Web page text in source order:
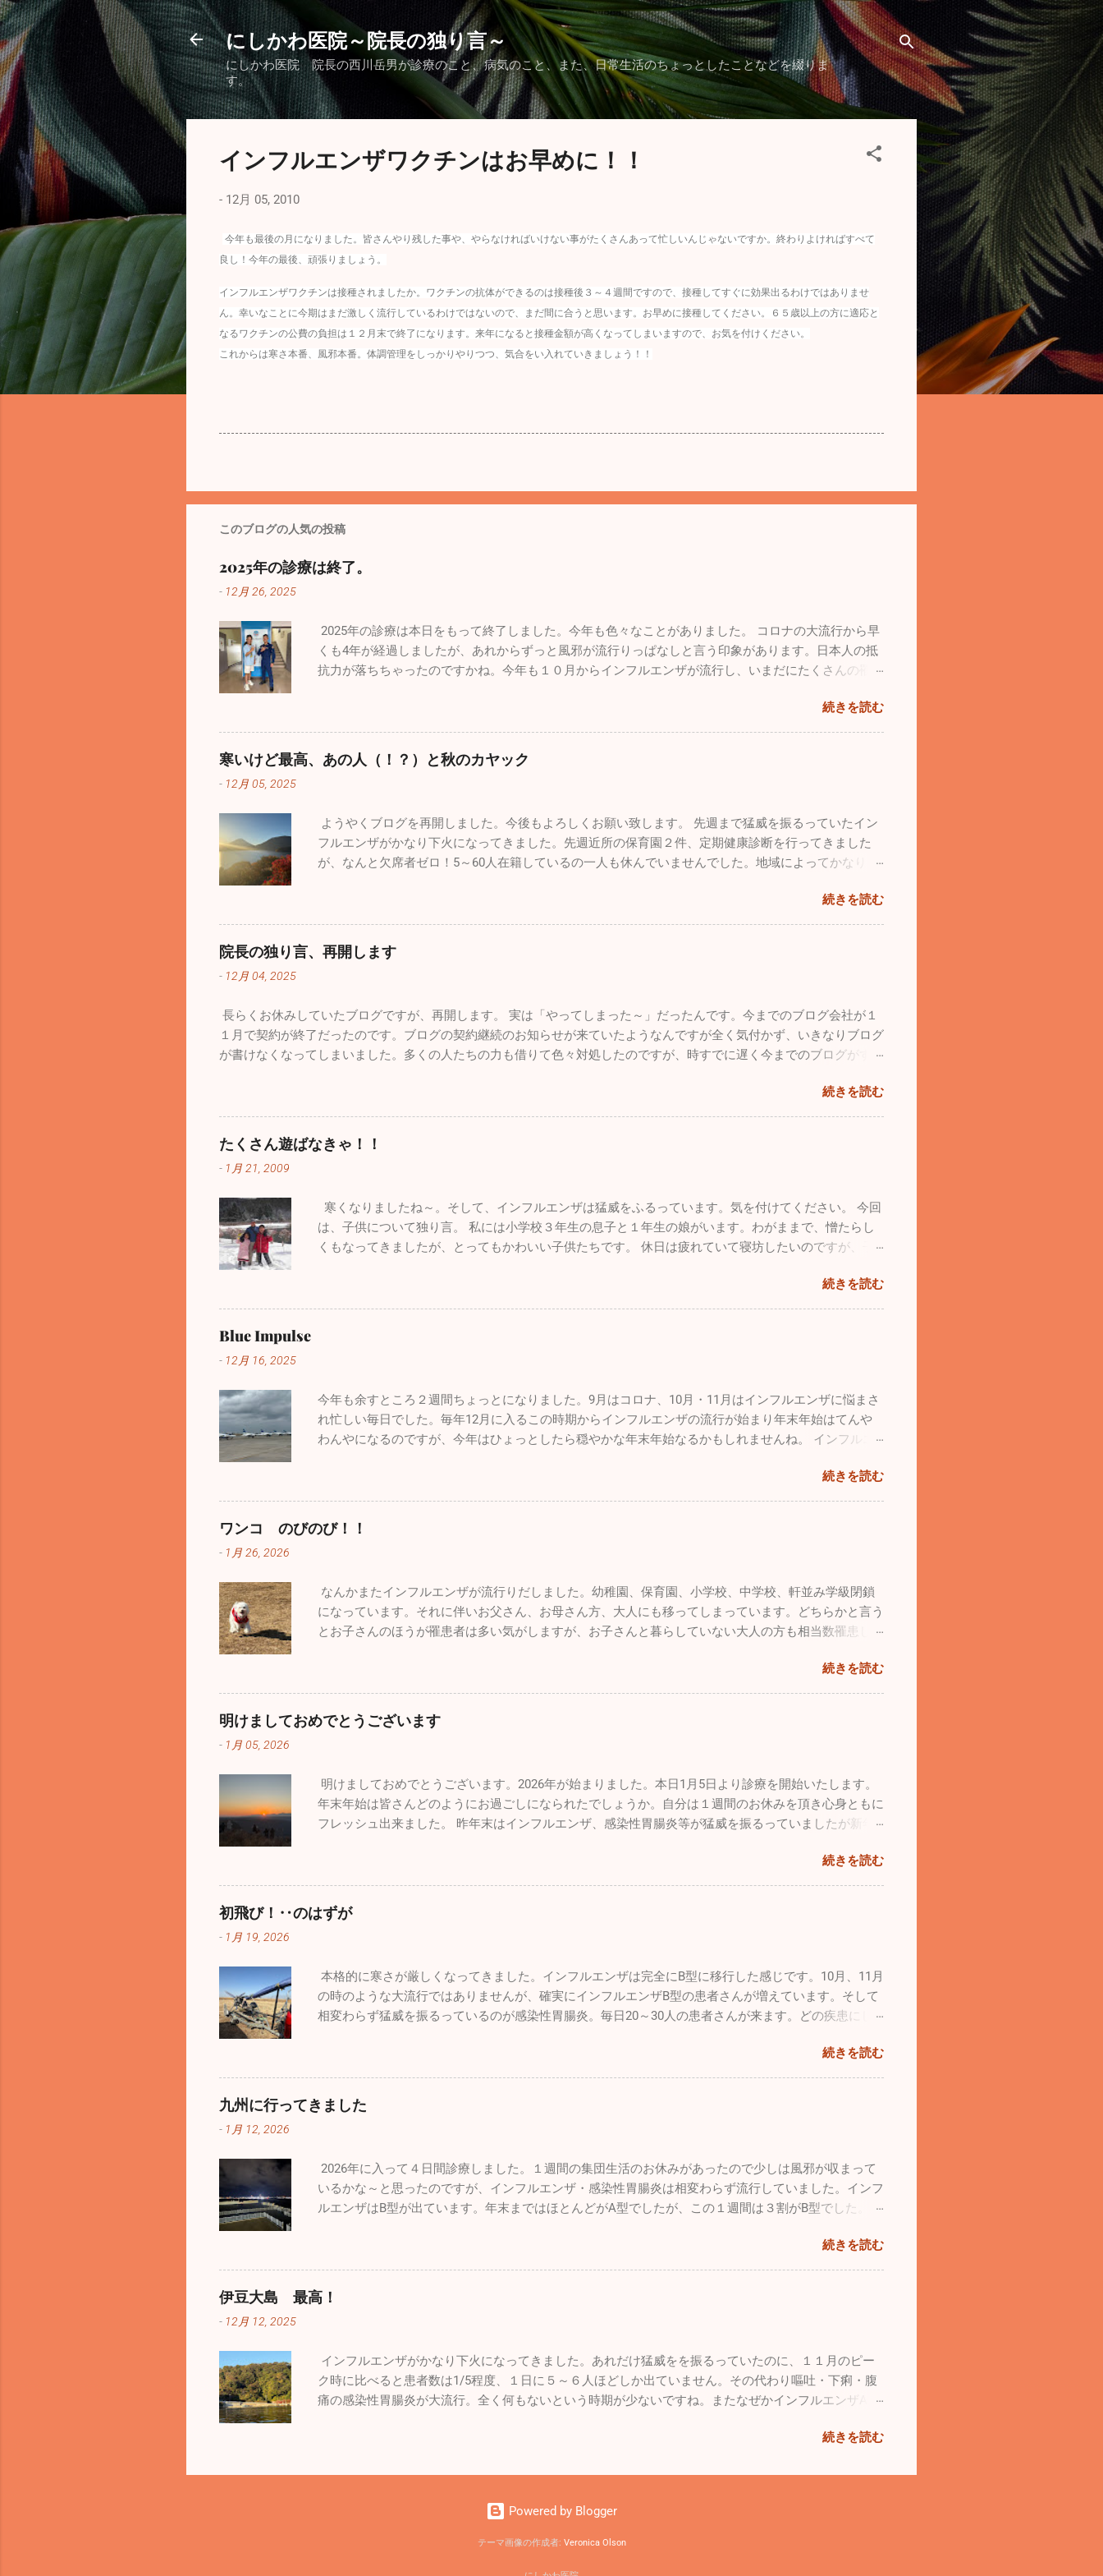
スキップしてメイン コンテンツに移動
にしかわ医院～院長の独り言～
にしかわ医院 院長の西川岳男が診療のこと、病気のこと、また、日常生活のちょっとしたことなどを綴りま
す。
インフルエンザワクチンはお早めに！！
- 12月 05, 2010
今年も最後の月になりました。皆さんやり残した事や、やらなければいけない事がたくさんあって忙しいんじゃないですか。終わりよければすべて
良し！今年の最後、頑張りましょう。
インフルエンザワクチンは接種されましたか。ワクチンの抗体ができるのは接種後３～４週間ですので、接種してすぐに効果出るわけではありませ
ん。幸いなことに今期はまだ激しく流行しているわけではないので、まだ間に合うと思います。お早めに接種してください。６５歳以上の方に適応と
なるワクチンの公費の負担は１２月末で終了になります。来年になると接種金額が高くなってしまいますので、お気を付けください。
これからは寒さ本番、風邪本番。体調管理をしっかりやりつつ、気合をい入れていきましょう！！
このブログの人気の投稿
2025年の診療は終了。
- 12月 26, 2025
2025年の診療は本日をもって終了しました。今年も色々なことがありました。 コロナの大流行から早
くも4年が経過しましたが、あれからずっと風邪が流行りっぱなしと言う印象があります。日本人の抵
抗力が落ちちゃったのですかね。今年も１０月からインフルエンザが流行し、いまだにたくさんの罹患
嘔吐、下痢、腹痛の方が来院されました。来週からは当院を含めほとんどの医療機関が休みなので、体
調管理をしっかりやってください。 今年も良いこと悪いこと色々ありました。一番がっかりしたこと
はなんと言っても10数年続けていたこのブログが消えてしまったことです。自分のミスなので仕方は
ありませんが、大事な大事な財産がなくなってしまい、物凄く落ち込みました。仕事の忙しさを理由に
思っています。 一番うれしかったことはこれ！！ 小学校の頃から憧れていたブルーインパルス。ブル
ーインパルスの現役パイロットと友人になれたことが今年最高にうれしかったことです。飛行機が大好
きで小さい時から父に連れられて多くの航空祭に行っていました。写真集や本を買い集め、プラモデル
残念ながら受験当時の視力は0.8、その頃はほとんど治っていましたが気管支喘息の持病もありまし
た。パイロットの道は断腸の思いで諦めました。空を飛ぶ憧れは捨てきれず、今はウルトラライトプレ
ーンで空を飛んでいますが、ブルーのパイロットは憧れ中の憧れ。先日松島から家族全員で自分の家に
ています。パイロットの場合、ヘルメット・フライトスーツ・Gスーツ・ブーツ・手袋、すべて自分し
か使わないものですが、私物として持ち出すこともできないし、もちろん貰うということも出来ないそ
うです。そんな中、唯一ヘルメットバイザーカバーだけ...
続きを読む
寒いけど最高、あの人（！？）と秋のカヤック
- 12月 05, 2025
ようやくブログを再開しました。今後もよろしくお願い致します。 先週まで猛威を振るっていたイン
フルエンザがかなり下火になってきました。先週近所の保育園２件、定期健康診断を行ってきました
が、なんと欠席者ゼロ！5～60人在籍しているの一人も休んでいませんでした。地域によってかなり差
かな年末年始を迎えたいですね。 さてブログの新たな立ち上げ準備のため１１月は１回も投稿してい
ませんでしたが、１１月も色々ありました。仲良しのあの人（！？）とちょっとお出かけしてきまし
た。 みつざわ耳鼻科の長先生と紅葉カヤックツアーに出かけました。 休診日の水曜日、早朝に横浜を
出発。富士五湖の本栖湖に赴きました。紅葉の見頃で本栖湖へ行く道中も鮮やかな紅葉に気分が高揚し
ヤックは出せなくなってしまい、長先生のカヤックにタンデムで乗ることになりました。 おっさん二
人で誰もいない本栖湖をノンビリ。天気も良く富士山も近くにバッチリ見えます。気温は２℃でしたが
一生懸命オールを動かしているとあっという間に暖かくなり、汗だくになりました。湖は透けて青く、
び、お昼に山梨名物の「ほうとう」を食べて横浜に帰りました。 あまりにも楽しかったので長先生と
は「三ッ沢カヤッククラブでも立ち上げて色々な場所でカヤックをやろう」と約束し、今後も続けよう
かと思っています。 忙しい毎日ですが、やっぱり外に出て気分転換すると普段の疲れが吹っ飛びま
やらないとね♪♪ １２月に入って寒さも厳しく乾燥もひどいです。火の用心・風邪用心！家では加湿
器、そして手洗い・うがい。注意しましょうね！！
続きを読む
院長の独り言、再開します
- 12月 04, 2025
長らくお休みしていたブログですが、再開します。 実は「やってしまった～」だったんです。今までのブログ会社が１
１月で契約が終了だったのです。ブログの契約継続のお知らせが来ていたようなんですが全く気付かず、いきなりブログ
が書けなくなってしまいました。多くの人たちの力も借りて色々対処したのですが、時すでに遅く今までのブログがすべ
ました。HPを管理している会社の方も、何とか復活できないものかと一生懸命解決策を探してもらいましたが、残念な
がらダメでした。 ここで止まっても何も良いことがないのでスパッとあきらめて、１からまた心機一転、素晴らしいブ
ログになるよう頑張ります。大した情報を挙げることはできませんが、お暇なときにまたご覧になってください。 12/4
の夜にこのブログを書いていますが、インフルエンザが嘘のように収束し始めました。もちろんまだまだ罹患されている
方はいますが、１週間前の半分以下になっています。その代わり嘔吐・下痢・腹痛の感染性胃腸炎が一気に増加していま
た穏やかな正月を迎えられるかもしれません。2025年もあとわずかですが引き続き体調管理をしっかりやってくださ
い。 ブログの形式が変わったのでしばらく見づらいかもしれませんが、自分も頑張って「院長の独り言」続けていこう
と思います。どうぞよろしくお願い致します。 （一部過去のブログが残っているものもありました。残っているものは
掲載しておきます。HP左上の３本線ハンバーグアイコンをクリック、アーカイブをクリックしていただくと残っていた
続きを読む
たくさん遊ばなきゃ！！
- 1月 21, 2009
寒くなりましたね～。そして、インフルエンザは猛威をふるっています。気を付けてください。 今回
は、子供について独り言。 私には小学校３年生の息子と１年生の娘がいます。わがままで、憎たらし
くもなってきましたが、とってもかわいい子供たちです。 休日は疲れていて寝坊したいのですが、子
も、子供がパパ、パパと寄ってくるのはもう数年でしょうね。うっとうしいと思うこともあるのです
が、今遊んであげなきゃ後悔するんだろうなと思い、できる限り遊んでいます。同じような経験をして
続きを読む
Blue Impulse
- 12月 16, 2025
今年も余すところ２週間ちょっとになりました。9月はコロナ、10月・11月はインフルエンザに悩まさ
れ忙しい毎日でした。毎年12月に入るこの時期からインフルエンザの流行が始まり年末年始はてんや
わんやになるのですが、今年はひょっとしたら穏やかな年末年始なるかもしれませんね。 インフルエ
感染性胃腸炎がちらほらと出ています。年末年始は飲む、食べる機会が多いので十分気を付けてくださ
い！ 今年も色々な出会いがありました。こうやって年齢を重ねていくごとに友人も増えてきます。今
追いかけていた自分としては、思いがけない素晴らしい出会いでした。 12/14、沖縄の那覇で基地際が
じはなかったです。普通に空港で旅客機を眺めているだけで満足なんですが、基地祭では普段見られな
い飛行機が間近で見ることができるので最高に幸せです。 那覇基地は官民両方が使用するため、旅客
機の離着陸が分単位であります。通常のブルーインパルスの曲技飛行時間は４０分ほどなんですが、こ
たが、友人の素晴らしい曲技飛行をわくわくしながら見学しました。 他にも様々な飛行機がたくさん
展示さてれていましたし、多くのグッズ販売、イベントが催されていました。飛行機見学以外でも色々
楽しむことができるよう工夫がされていました。自分的に特に目を引いたのは政府専用機。こんなに近
ゃ気分転換になりますね。今回は大好きな飛行機と１日中過ごすことができたので本当に至福のひと時
でした。最近は忙しすぎて普通に生活していてもストレスがたまり気分が塞ぎがちになるので、こうい
うイベントに参加すことは重要です。仕事のパフォーマンスを上...
続きを読む
ワンコ のびのび！！
- 1月 26, 2026
なんかまたインフルエンザが流行りだしました。幼稚園、保育園、小学校、中学校、軒並み学級閉鎖
になっています。それに伴いお父さん、お母さん方、大人にも移ってしまっています。どちらかと言う
とお子さんのほうが罹患者は多い気がしますが、お子さんと暮らしていない大人の方も相当数罹患して
波・大雪で大変なことになっていますが、太平洋側はずっと晴天です。寒さは厳しいですが元気な人に
はうれしい天候です。自分もなぜだが風邪もひかずに健康状態を維持できています。忙しい毎日は変わ
りはありませんが、休日は懲りずにお出かけです（笑） 今回はワンコのためのお出かけをしてきまし
た。平日は朝早く出勤し帰りもかなり遅くなるので、なかなかしっかりとしたお散歩が行けていませ
型犬、中型犬、小型犬とエリアが分かれており、うちのチビッ子たちは安心して走り廻っていました。
若さって凄いですね。１歳のホワイトの「リリィ」は疲れ知らず！常に全力疾走。他のワンコたちと激
しいい鬼ごっこをしていました。１４歳の大先輩「ルー」はとにかくノンビリ、ゆったり。時々走りま
ィ」。手術前の元気を取り戻してホワイトのリリィに勝るとも劣らない走りっぷり。本当に回復してく
れて良かったです。 家ではゲージに入れっぱなしという事もなく家の中を自由に動き回っています
が、それでも狭い空間です。たくさんの日を浴びて外で駆け巡る姿こそワンコの本当の姿ですよね。普
ないようなるべく外に連れ出して、愛情をたっぷり注いであげようと思っています！！ 花粉症が始ま
って患者さんが多くなってきたのと同時に、冒頭でもお話しした通りインフルエンザB型が猛威を振る
い始めています。患者さんの話を聞くと、かなりの幼稚園・学校で学...
続きを読む
明けましておめでとうございます
- 1月 05, 2026
明けましておめでとうございます。2026年が始まりました。本日1月5日より診療を開始いたします。
年末年始は皆さんどのようにお過ごしになられたでしょうか。自分は１週間のお休みを頂き心身ともに
フレッシュ出来ました。 昨年末はインフルエンザ、感染性胃腸炎等が猛威を振るっていましたが新年
まっていると予想していますが、診療を開始し数日経過しないと状況は分かりません。診療所も穏やか
な始まりを迎えたいものです。 楽しかった年末年始は終了。これからはまた頑張って診療をしていき
ます。2026年は皆さんにとって良い年でありますように！ 本年もどうぞよろしくお願い致します！！
続きを読む
初飛び！‥のはずが
- 1月 19, 2026
本格的に寒さが厳しくなってきました。インフルエンザは完全にB型に移行した感じです。10月、11月
の時のような大流行ではありませんが、確実にインフルエンザB型の患者さんが増えています。そして
相変わらず猛威を振るっているのが感染性胃腸炎。毎日20～30人の患者さんが来ます。どの疾患にし
一つ、ウルトラライトプレーンですが、新年初飛びのため茨城県の利根川河川敷に行ってきました。
忙しくて長らく飛んで
順調！」トレーラーから機体を下した時にトラブルを発見してしまいました。なんと前輪がパンクして
づきませんでしたが、すでに刺さっていたんでしょうね。無風快晴で絶好の飛行日和だったのですが、
今回はエンジンの状態を確認するにとどめ初飛行は諦めました。 自分の機体は現在カウルを新しくし
ており写真の如くネイキッド状態。飛んでいる時の風圧は凄いのですが、下がよく見えてカウルなしの
でお預けです。 他の仲間は初飛びを楽しんでいました。自分もどうしても空を飛びたかったので、他
の仲間の後席に乗せてもらい真冬の空の散歩をしました。いつも思うのですが自分が操縦せずに後席に
乗っていると「楽チン」と思われがちなんですが、なんとなく不安で怖いんです。もちろん操縦してい
が増えてきました。自分は花粉症がないので何とも言えませんが、敏感な方はもう来ているようです
ね。前回のブログにも書きましたが花粉症は症状がひどくなってから内服薬を服用しても、なかなかし
っかりした効果が出ません。早めに来院していただ...
続きを読む
九州に行ってきました
- 1月 12, 2026
2026年に入って４日間診療しました。１週間の集団生活のお休みがあったので少しは風邪が収まって
いるかな～と思ったのですが、インフルエンザ・感染性胃腸炎は相変わらず流行していました。インフ
ルエンザはB型が出ています。年末まではほとんどがA型でしたが、この１週間は３割がB型でした。コ
防を心がけてください。 皆さんは年末年始はどのように過ごされましたか。自分は久しぶりに１週間
もお休みを頂いたのでワンコ達と九州旅行をしていました。 12/26診療終了後、横須賀港からフェリー
に乗って九州の門司に向かいました。24時間の船旅でしたが、なんか楽しくてあっという間でした。
船にはレストラン・カフェ・売店はもちろん、ジム・ゲームセンター・カラオケ・ミニシアター・お風
熊本の阿蘇山、鹿児島の桜島。めちゃくちゃ車で走りましたが、景色が綺麗で道路も空いていたので快
適なドライブでした。ちょこちょこ観光地を廻りながら年末年始を楽しみました。 お正月は熊本の阿
蘇山「大観峰」と言うところで初日の出を見ました。たまたま九州に来ていた友人２家族と大晦日に合
い数の見物客でした。 実はここでちょっとしたハプニングがあったんです。朝日を待っている時、隣
れると思うから来ていいですよ～」と声を掛けたら「申し訳ありませ～ん。ありがとうございます」と
言ってファインダーを真剣に覗き込み初日の出の瞬間を狙っていました。 無事初日の出も拝めて「さ
あ引き上げよう」としたとき、先ほどの気合の入ったカメラマンがやって来て「実はテレビ熊本のスタ
続きを読む
伊豆大島 最高！
- 12月 12, 2025
インフルエンザがかなり下火になってきました。あれだけ猛威をを振るっていたのに、１１月のピー
ク時に比べると患者数は1/5程度、１日に５～６人ほどしか出ていません。その代わり嘔吐・下痢・腹
痛の感染性胃腸炎が大流行。全く何もないという時期が少ないですね。またなぜかインフルエンザA型
できました。大島の漁師さんたちです。漁師さんのイメージって勝手に思い込んでいましたが、いかつ
ころは全くなし。スマートな感じでチョーイケメン。とても穏やかで紳士的。本当にカッチョイイ男た
り。自然がいっぱい。竹芝桟橋から高速船でわずか１時間ちょっと。なんて素晴らしいところなんだろ
う。ここが激込みの観光地にならないのが不思議でなりません。 前回は夏に行き三原山の表砂漠と言
続きを読む
Powered by Blogger
テーマ画像の作成者: Veronica Olson